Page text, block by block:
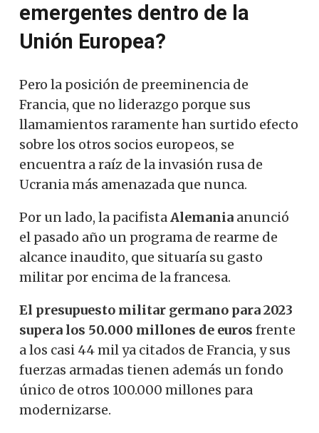
emergentes dentro de la
Unión Europea?
Pero la posición de preeminencia de
Francia, que no liderazgo porque sus
llamamientos raramente han surtido efecto
sobre los otros socios europeos, se
encuentra a raíz de la invasión rusa de
Ucrania más amenazada que nunca.
Por un lado, la pacifistaAlemania anunció
el pasado año un programa de rearme de
alcance inaudito, que situaría su gasto
militar por encima de la francesa.
El presupuesto militar germano para 2023
supera los 50.000 millones de euros frente
a los casi 44 mil ya citados de Francia, y sus
fuerzas armadas tienen además un fondo
único de otros 100.000 millones para
modernizarse.